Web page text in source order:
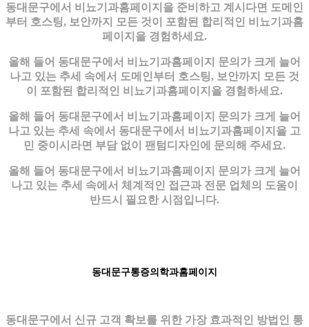
동대문구에서 비뇨기과홈페이지을 준비하고 계시다면 도메인
부터 호스팅, 보안까지 모든 것이 포함된 합리적인 비뇨기과홈
페이지을 경험하세요.
올해 들어 동대문구에서 비뇨기과홈페이지 문의가 크게 늘어
나고 있는 추세 속에서 도메인부터 호스팅, 보안까지 모든 것
이 포함된 합리적인 비뇨기과홈페이지을 경험하세요.
올해 들어 동대문구에서 비뇨기과홈페이지 문의가 크게 늘어
나고 있는 추세 속에서 동대문구에서 비뇨기과홈페이지을 고
민 중이시라면 부담 없이 팬텀디자인에 문의해 주세요.
올해 들어 동대문구에서 비뇨기과홈페이지 문의가 크게 늘어
나고 있는 추세 속에서 체계적인 접근과 전문 업체의 도움이
반드시 필요한 시점입니다.
동대문구통증의학과홈페이지
동대문구에서 신규 고객 확보를 위한 가장 효과적인 방법인 통